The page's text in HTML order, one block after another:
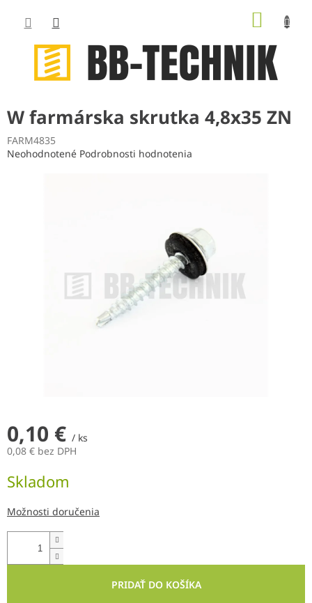
obsah
W farmárska skrutka 4,8x35 ZN
FARM4835
Priemerné
Neohodnotené Podrobnosti hodnotenia
0,10 € / ks
0,08 € bez DPH
cena:
Skladom
Možnosti doručenia
PRIDAŤ DO KOŠÍKA